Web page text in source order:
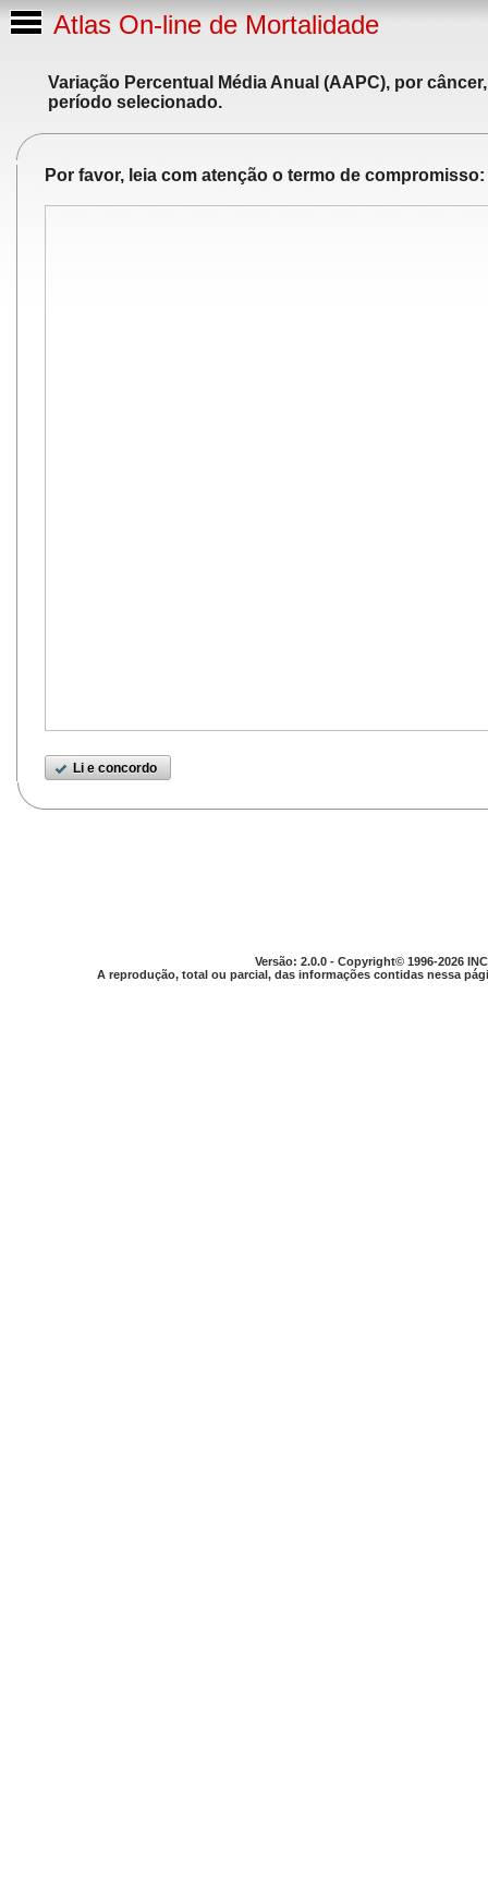
Atlas On-line de Mortalidade
Variação Percentual Média Anual (AAPC), por
período selecionado.
Por favor, leia com atenção o termo de compromisso:
Li e concordo
Versão: 2.0.0 - Copyright© 1996-2026
A reprodução, total ou parcial, das informações contidas nessa